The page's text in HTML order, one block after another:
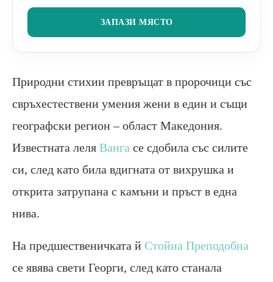
ЗАПАЗИ МЯСТО
Природни стихии превръщат в пророчици със
свръхестествени умения жени в един и същи
географски регион – област Македония.
Известната леля Ванга се сдобила със силите
си, след като била вдигната от вихрушка и
открита затрупана с камъни и пръст в една
нива.
На предшественичката й Стойна Преподобна
се явява свети Георги, след като станала